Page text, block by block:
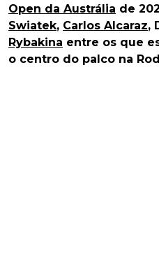
Open da Austrália de
Swiatek, Carlos Alcaraz,
Rybakina entre os que
o centro do palco na